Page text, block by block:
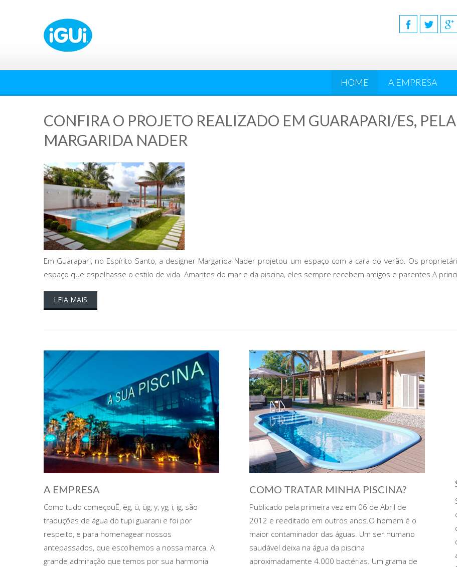
HOME A EMPRESA
CONFIRA O PROJETO REALIZADO EM GUARAPARI/ES,
MARGARIDA NADER
Em Guarapari, no Espírito Santo, a designer Margarida Nader projetou um espaço com a cara do verão. Os
espaço que espelhasse o estilo de vida. Amantes do mar e da piscina, eles sempre recebem amigos e parentes.A
LEIA MAIS
A EMPRESA
Como tudo começouË, ëg, ü, üg, y, yg, i, ig, são
traduções de água do tupi guarani e foi por
respeito, e para homenagear nossos
antepassados, que escolhemos a nossa marca. A
grande admiração que temos por sua harmonia
COMO TRATAR MINHA PISCINA?
Publicado pela primeira vez em 06 de Abril de
2012 e reeditado em outros anos.O homem é o
maior contaminador das águas. Um ser humano
saudável deixa na água da piscina
aproximadamente 4.000 bactérias. Um grama de